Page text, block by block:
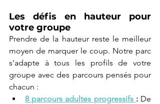
Les défis en hauteur pour
votre groupe
Prendre de la hauteur reste le meilleur
moyen de marquer le coup. Notre parc
s'adapte à tous les profils de votre
groupe avec des parcours pensés pour
chacun :
8 parcours adultes progressifs : De